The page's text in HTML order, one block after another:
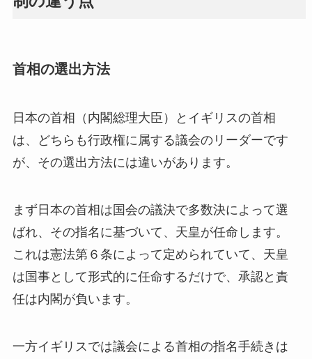
首相の選出方法
日本の首相（内閣総理大臣）とイギリスの首相
は、どちらも行政権に属する議会のリーダーです
が、その選出方法には違いがあります。
まず日本の首相は国会の議決で多数決によって選
ばれ、その指名に基づいて、天皇が任命します。
これは憲法第６条によって定められていて、天皇
は国事として形式的に任命するだけで、承認と責
任は内閣が負います。
一方イギリスでは議会による首相の指名手続きは